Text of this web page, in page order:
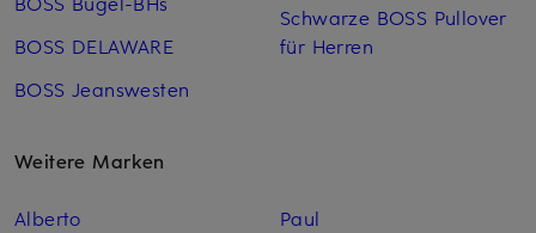
BOSS DELAWARE
BOSS Jeanswesten
Schwarze BOSS Pullover
für Herren
Weitere Marken
Alberto
Paul